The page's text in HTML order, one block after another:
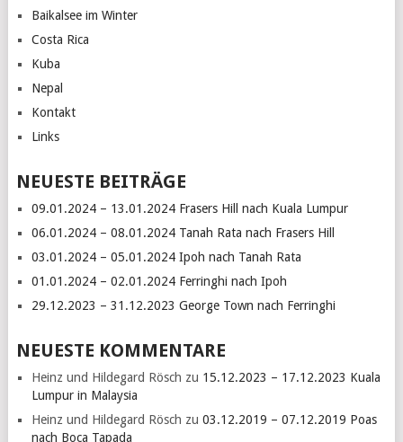
Baikalsee im Winter
Costa Rica
Kuba
Nepal
Kontakt
Links
NEUESTE BEITRÄGE
09.01.2024 – 13.01.2024 Frasers Hill nach Kuala Lumpur
06.01.2024 – 08.01.2024 Tanah Rata nach Frasers Hill
03.01.2024 – 05.01.2024 Ipoh nach Tanah Rata
01.01.2024 – 02.01.2024 Ferringhi nach Ipoh
29.12.2023 – 31.12.2023 George Town nach Ferringhi
NEUESTE KOMMENTARE
Heinz und Hildegard Rösch zu 15.12.2023 – 17.12.2023 Kuala
Lumpur in Malaysia
Heinz und Hildegard Rösch zu 03.12.2019 – 07.12.2019 Poas
nach Boca Tapada